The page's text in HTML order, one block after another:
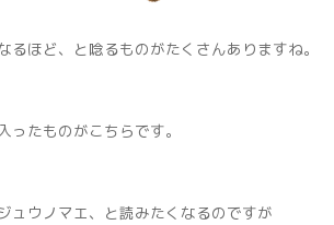
るほど、と唸るものがたくさんありますね。
ったものがこちらです。
ュウノマエ、と読みたくなるのですが